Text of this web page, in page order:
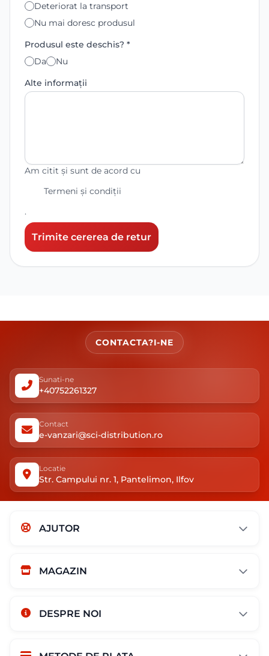
Deteriorat la transport
Nu mai doresc produsul
Produsul este deschis? *
Da
Nu
Alte informații
Am citit și sunt de acord cu
Termeni și condiții
.
Trimite cererea de retur
CONTACTA?I-NE
Sunati-ne
+40752261327
Contact
e-vanzari@sci-distribution.ro
Locatie
Str. Campului nr. 1, Pantelimon, Ilfov
AJUTOR
MAGAZIN
DESPRE NOI